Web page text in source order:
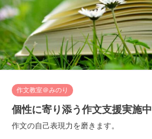
作文教室＠みのり
個性に寄り添う作文支援実施中
作文の自己表現力を磨きます。